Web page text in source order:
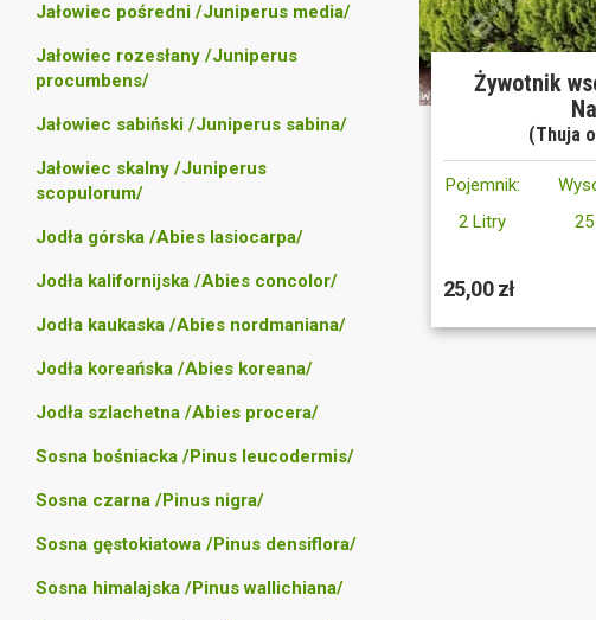
Jałowiec pośredni /Juniperus media/
Jałowiec rozesłany /Juniperus
procumbens/
Jałowiec sabiński /Juniperus sabina/
Jałowiec skalny /Juniperus
scopulorum/
Jodła górska /Abies lasiocarpa/
Jodła kalifornijska /Abies concolor/
Jodła kaukaska /Abies nordmaniana/
Jodła koreańska /Abies koreana/
Jodła szlachetna /Abies procera/
Sosna bośniacka /Pinus leucodermis/
Sosna czarna /Pinus nigra/
Sosna gęstokiatowa /Pinus densiflora/
Sosna himalajska /Pinus wallichiana/
Żywotnik
(Thuja
Pojemnik:
2 Litry
25,00 zł